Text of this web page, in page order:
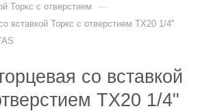
Торкс с отверстием —
вставкой Торкс с отверстием TX20 1/4"
со вставкой
TX20 1/4"